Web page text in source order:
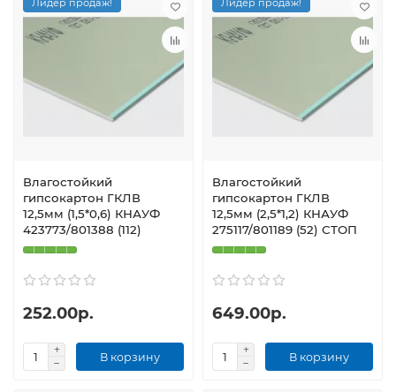
Лидер продаж!
Влагостойкий
гипсокартон ГКЛВ
12,5мм (1,5*0,6) КНАУФ
423773/801388 (112)
252.00р.
В корзину
Лидер продаж!
Влагостойкий
гипсокартон ГКЛВ
12,5мм (2,5*1,2) КНАУФ
275117/801189 (52) СТОП
649.00р.
В корзину